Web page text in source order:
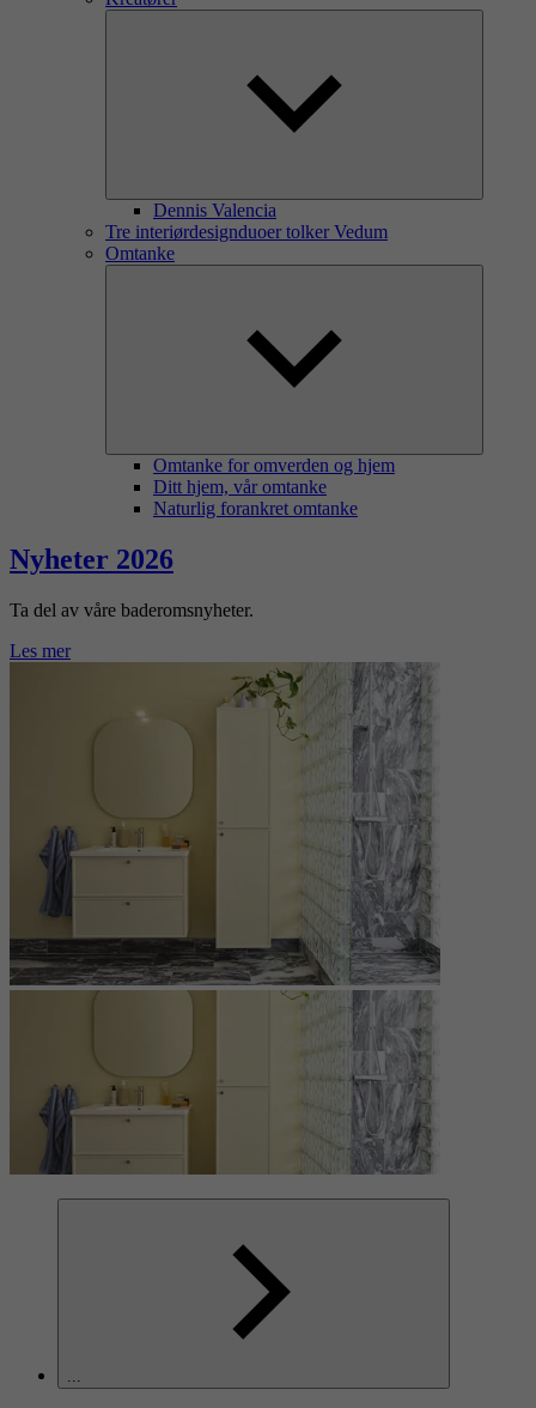
Dennis Valencia
Tre interiørdesignduoer tolker Vedum
Omtanke
Omtanke for omverden og hjem
Ditt hjem, vår omtanke
Naturlig forankret omtanke
Nyheter 2026
Ta del av våre baderomsnyheter.
Les mer